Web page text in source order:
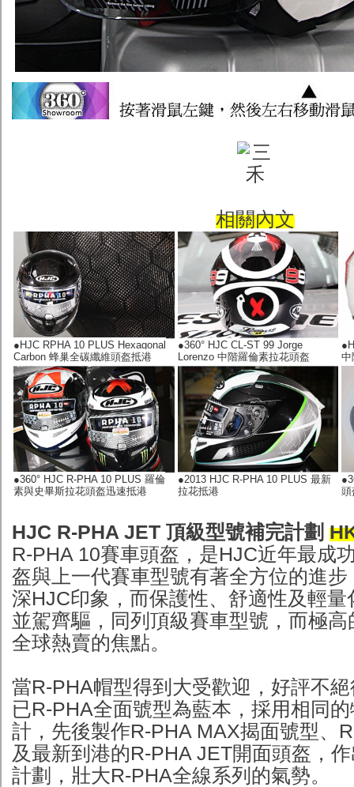
相關內文
●HJC RPHA 10 PLUS Hexagonal
Carbon 蜂巢全碳纖維頭盔抵港
●360° HJC CL-ST 99 Jorge
Lorenzo 中階羅倫素拉花頭盔
中
●360° HJC R-PHA 10 PLUS 羅倫
素與史畢斯拉花頭盔迅速抵港
●2013 HJC R-PHA 10 PLUS 最新
拉花抵港
頭
HJC R-PHA JET 頂級型號補完計劃
R-PHA 10賽車頭盔，是HJC近年最成
盔與上一代賽車型號有著全方位的進
深HJC印象，而保護性、舒適性及輕量
並駕齊驅，同列頂級賽車型號，而極
全球熱賣的焦點。
當R-PHA帽型得到大受歡迎，好評不
已R-PHA全面號型為藍本，採用相同
計，先後製作R-PHA MAX揭面號型、
及最新到港的R-PHA JET開面頭盔，
計劃，壯大R-PHA全線系列的氣勢。